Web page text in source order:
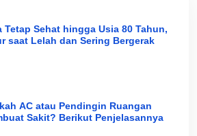
Tetap Sehat hingga Usia 80 Tahun,
saat Lelah dan Sering Bergerak
AC atau Pendingin Ruangan
Sakit? Berikut Penjelasannya